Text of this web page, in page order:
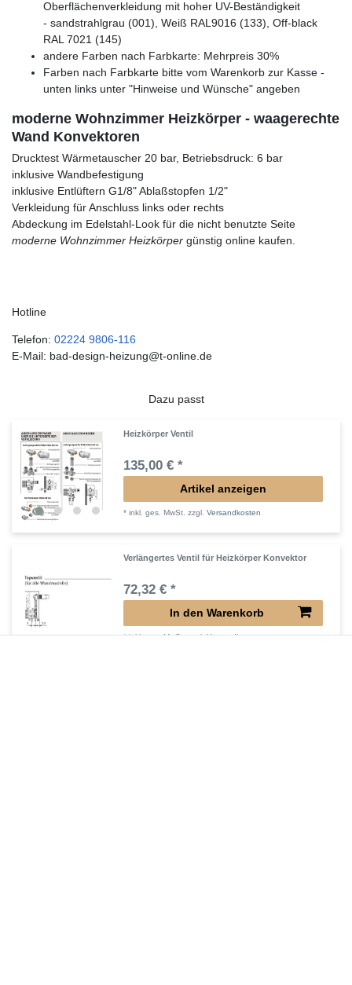
Oberflächenverkleidung mit hoher UV-Beständigkeit
- sandstrahlgrau (001), Weiß RAL9016 (133), Off-black
RAL 7021 (145)
andere Farben nach Farbkarte: Mehrpreis 30%
Farben nach Farbkarte bitte vom Warenkorb zur Kasse -
unten links unter "Hinweise und Wünsche" angeben
moderne Wohnzimmer Heizkörper - waagerechte
Wand Konvektoren
Drucktest Wärmetauscher 20 bar, Betriebsdruck: 6 bar
inklusive Wandbefestigung
inklusive Entlüftern G1/8" Ablaßstopfen 1/2"
Verkleidung für Anschluss links oder rechts
Abdeckung im Edelstahl-Look für die nicht benutzte Seite
moderne Wohnzimmer Heizkörper günstig online kaufen.
Hotline
Telefon: 02224 9806-116
E-Mail: bad-design-heizung@t-online.de
Dazu passt
Heizkörper Ventil
135,00 € *
Artikel anzeigen
*inkl. ges. MwSt. zzgl.Versandkosten
Verlängertes Ventil für Heizkörper Konvektor
72,32 € *
In den Warenkorb
*inkl. ges. MwSt.zzgl.Versandkosten